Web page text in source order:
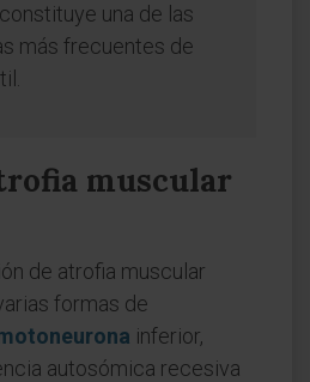
una de las
más frecuentes de
muscular
de atrofia muscular
formas de
inferior,
autosómica recesiva